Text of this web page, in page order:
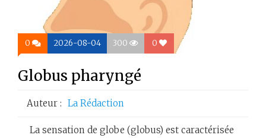
0 2026-08-04 300 0
Globus pharyngé
Auteur : La Rédaction
La sensation de globe (globus) est caractérisée